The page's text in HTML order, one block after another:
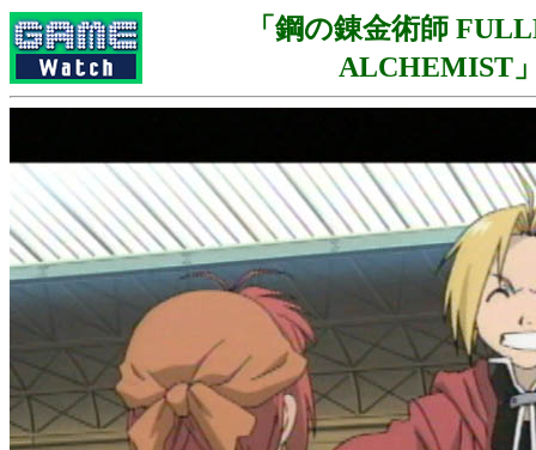
「鋼の錬金術師
ALCHEMIST